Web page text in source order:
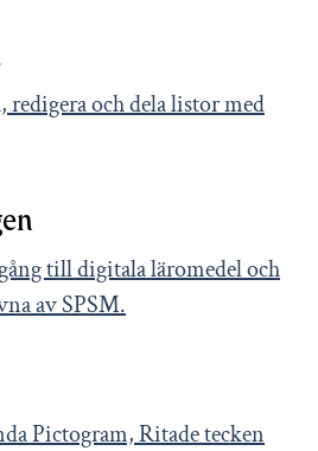
redigera och dela listor med
till digitala läromedel och
av SPSM.
Pictogram, Ritade tecken